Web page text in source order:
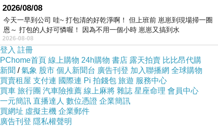
2026/08/08
今天一早到公司 哇~ 打包清的好乾淨啊！ 但上班前 崽崽到現場掃一圈
恩～ 打包的人好可憐喔！ 因為不用一個小時 崽崽又搞到水
2026-08-08
登入 註冊
PChome首頁 線上購物 24h購物 書店 露天拍賣 比比昂代購
新聞 /氣象 股市 個人新聞台 廣告刊登 加入聯播網 全球購物
買賣租屋 支付連 國際連 Pi 拍錢包 旅遊 服務中心
買車 旅行團 汽車險推薦 線上麻將 雜誌 星座命理 會員中心
一元簡訊 直播達人 數位憑證 企業簡訊
買網址 虛擬主機 企業郵件
廣告刊登 隱私權聲明